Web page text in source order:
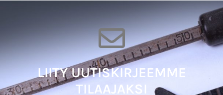
LIITY UUTISKIRJEEMME
TILAAJAKSI